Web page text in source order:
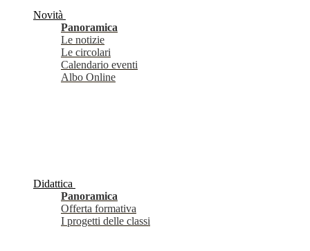
Novità
Panoramica
Le notizie
Le circolari
Calendario eventi
Albo Online
Didattica
Panoramica
Offerta formativa
I progetti delle classi